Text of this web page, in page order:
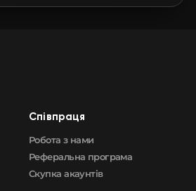
Cпівпраця
Робота з нами
Реферальна програма
Скупка акаунтів